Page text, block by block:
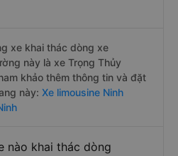
xe khai thác dòng xe
này là xe Trọng Thủy
khảo thêm thông tin và đặt
này: Xe limousine Ninh
nào khai thác dòng